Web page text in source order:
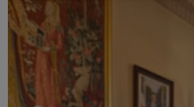
VOTRE PUB SUR VIV’FM !
CATÉGORIES